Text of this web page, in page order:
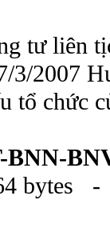
tư liên
2007
tổ chức
BNN-
bytes